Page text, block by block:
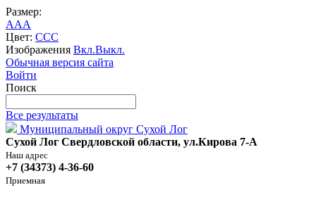
Размер:
AAA
Цвет: CCC
Изображения Вкл.Выкл.
Обычная версия сайта
Войти
Поиск
Все результаты
Муниципальный округ Сухой Лог
Сухой Лог Свердловской области, ул.Кирова 7-А
Наш адрес
+7 (34373) 4-36-60
Приемная